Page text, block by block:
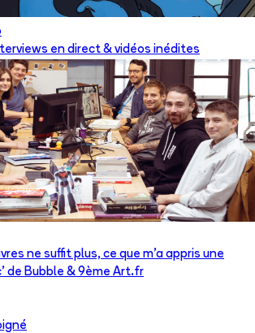
en direct & vidéos inédites
ne suffit plus, ce que m’a appris une
de Bubble & 9ème Art.fr